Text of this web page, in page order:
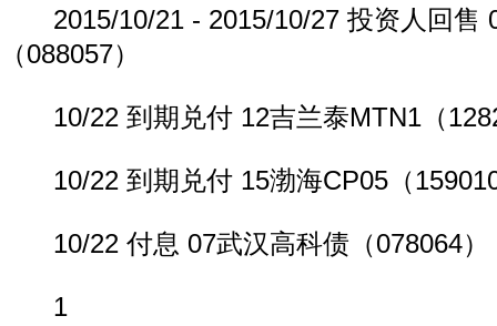
2015/10/21 - 2015/10/27 投资人回售
（088057）
10/22 到期兑付 12吉兰泰MTN1（
10/22 到期兑付 15渤海CP05（
10/22 付息 07武汉高科债（078064）
1